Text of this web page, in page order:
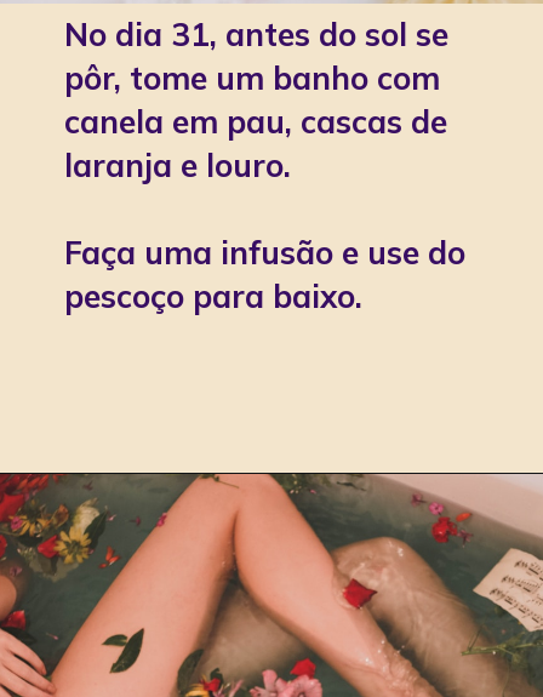
No dia 31, antes do sol se
pôr, tome um banho com
canela em pau, cascas de
laranja e louro.
Faça uma infusão e use do
pescoço para baixo.